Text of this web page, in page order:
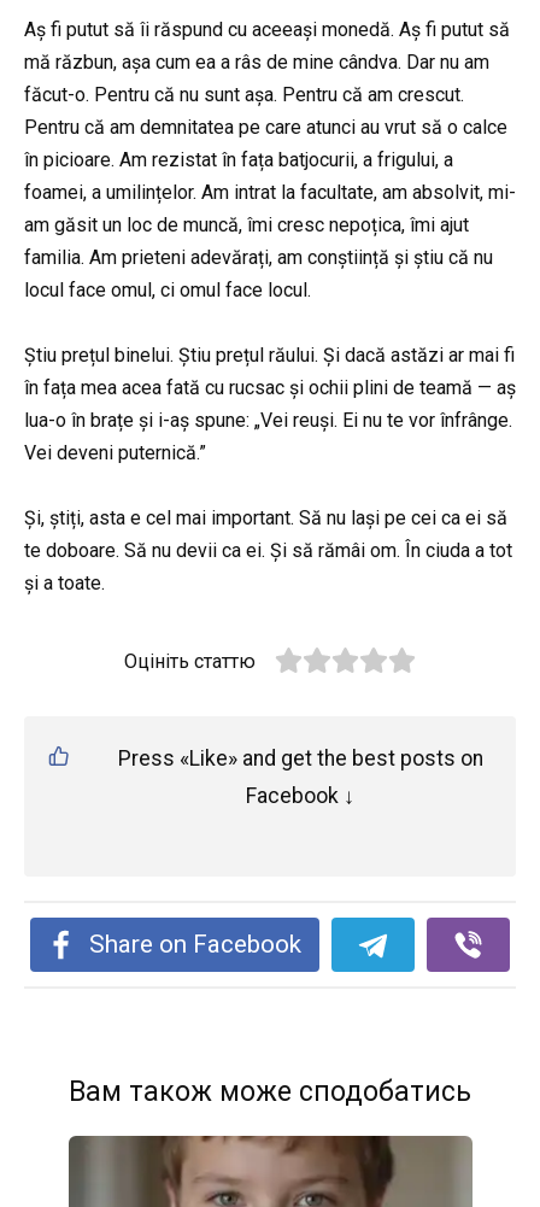
Aș fi putut să îi răspund cu aceeași monedă. Aș fi putut să
mă răzbun, așa cum ea a râs de mine cândva. Dar nu am
făcut-o. Pentru că nu sunt așa. Pentru că am crescut.
Pentru că am demnitatea pe care atunci au vrut să o calce
în picioare. Am rezistat în fața batjocurii, a frigului, a
foamei, a umilințelor. Am intrat la facultate, am absolvit, mi-
am găsit un loc de muncă, îmi cresc nepoțica, îmi ajut
familia. Am prieteni adevărați, am conștiință și știu că nu
locul face omul, ci omul face locul.
Știu prețul binelui. Știu prețul răului. Și dacă astăzi ar mai fi
în fața mea acea fată cu rucsac și ochii plini de teamă — aș
lua-o în brațe și i-aș spune: „Vei reuși. Ei nu te vor înfrânge.
Vei deveni puternică.”
Și, știți, asta e cel mai important. Să nu lași pe cei ca ei să
te doboare. Să nu devii ca ei. Și să rămâi om. În ciuda a tot
și a toate.
Оцініть статтю
Press «Like» and get the best posts on
Facebook ↓
Share on Facebook
Вам також може сподобатись